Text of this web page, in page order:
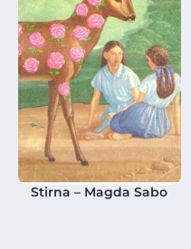
Stirna – Magda Sabo